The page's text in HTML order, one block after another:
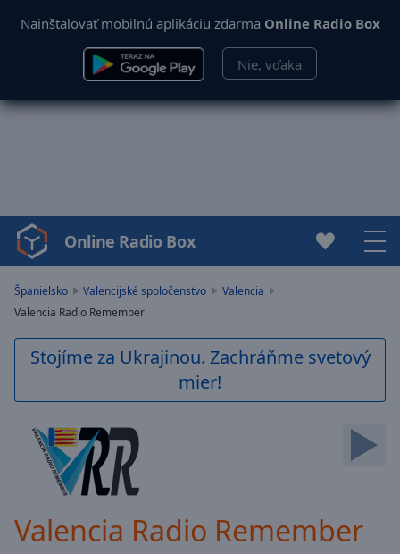
Nainštalovať mobilnú aplikáciu zdarma Online Radio Box
Nie, vďaka
Video
Player
loading.
Video
Backward
Forward
Current
0:00
Duration-:-
Online Radio Box
Španielsko Valencijské spoločenstvo
Valencia
Valencia Radio Remember
Stojíme za Ukrajinou. Zachráňme svetový
mier!
Valencia Radio Remember